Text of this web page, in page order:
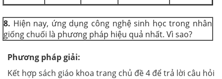
8. Hiện nay, ứng dụng công nghệ sinh học trong nhân
giống chuối là phương pháp hiệu quả nhất. Vì sao?
Phương pháp giải:
Kết hợp sách giáo khoa trang chủ đề 4 để trả lời câu hỏi